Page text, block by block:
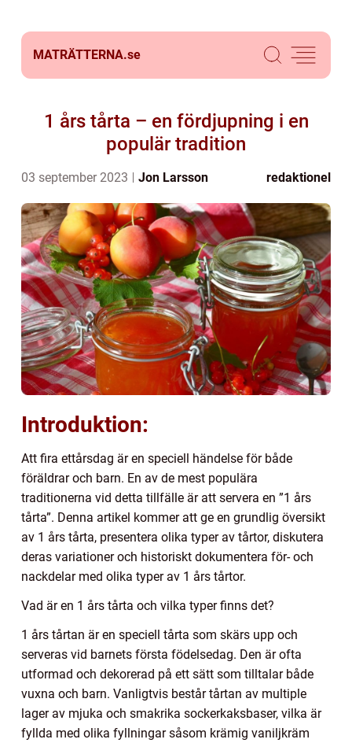
MATRÄTTERNA.se
1 års tårta – en fördjupning i en
populär tradition
03 september 2023 Jon Larsson redaktionel
Introduktion:
Att fira ettårsdag är en speciell händelse för både
föräldrar och barn. En av de mest populära
traditionerna vid detta tillfälle är att servera en ”1 års
tårta”. Denna artikel kommer att ge en grundlig översikt
av 1 års tårta, presentera olika typer av tårtor, diskutera
deras variationer och historiskt dokumentera för- och
nackdelar med olika typer av 1 års tårtor.
Vad är en 1 års tårta och vilka typer finns det?
1 års tårtan är en speciell tårta som skärs upp och
serveras vid barnets första födelsedag. Den är ofta
utformad och dekorerad på ett sätt som tilltalar både
vuxna och barn. Vanligtvis består tårtan av multiple
lager av mjuka och smakrika sockerkaksbaser, vilka är
fyllda med olika fyllningar såsom krämig vaniljkräm